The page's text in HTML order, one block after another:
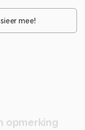
mee!
opmerking